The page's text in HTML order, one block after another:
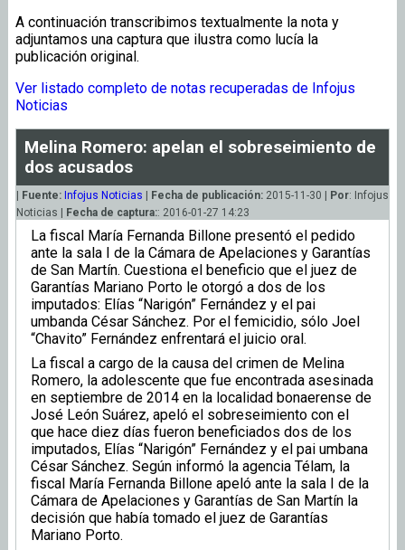
A continuación transcribimos textualmente la nota y
adjuntamos una captura que ilustra como lucía la
publicación original.
Ver listado completo de notas recuperadas de Infojus
Noticias
Melina Romero: apelan el sobreseimiento de
dos acusados
Fuente: Infojus Noticias Fecha de publicación: 2015-11-30 | Por: Infojus
Noticias |
Fecha de captura:: 2016-01-27 14:23
La fiscal María Fernanda Billone presentó el pedido
ante la sala I de la Cámara de Apelaciones y Garantías
de San Martín. Cuestiona el beneficio que el juez de
Garantías Mariano Porto le otorgó a dos de los
imputados: Elías “Narigón” Fernández y el pai
umbanda César Sánchez. Por el femicidio, sólo Joel
“Chavito” Fernández enfrentará el juicio oral.
La fiscal a cargo de la causa del crimen de Melina
Romero, la adolescente que fue encontrada asesinada
en septiembre de 2014 en la localidad bonaerense de
José León Suárez, apeló el sobreseimiento con el
que hace diez días fueron beneficiados dos de los
imputados, Elías “Narigón” Fernández y el pai umbana
César Sánchez. Según informó la agencia Télam, la
fiscal María Fernanda Billone apeló ante la sala I de la
Cámara de Apelaciones y Garantías de San Martín la
decisión que había tomado el juez de Garantías
Mariano Porto.